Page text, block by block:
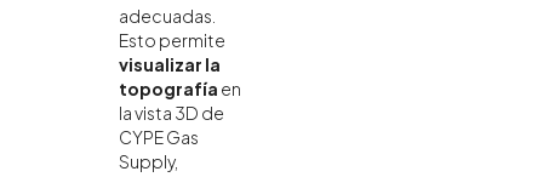
adecuadas.
Esto permite
visualizar la
topografía en
la vista 3D de
CYPE Gas
Supply,